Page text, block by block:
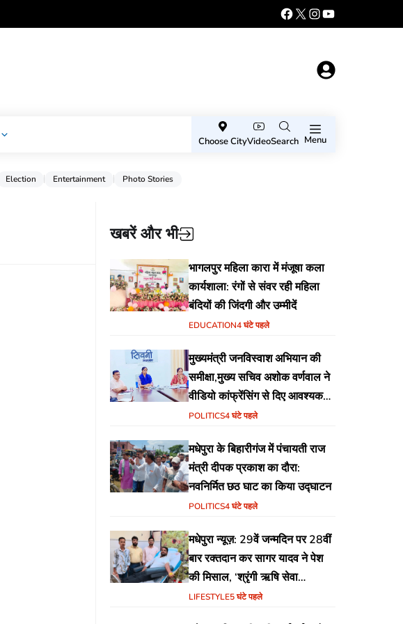
Choose CityVideoSearch Menu
Election Entertainment Photo Stories
खबरें और भी
भागलपुर महिला कारा में मंजूषा कला
कार्यशाला: रंगों से संवर रही महिला
बंदियों की जिंदगी और उम्मीदें
EDUCATION4 घंटे पहले
मुख्यमंत्री जनविस्वाश अभियान की
समीक्षा,मुख्य सचिव अशोक वर्णवाल ने
वीडियो कांफ्रेंसिंग से दिए आवश्यक
निर्देश
POLITICS4 घंटे पहले
मधेपुरा के बिहारीगंज में पंचायती राज
मंत्री दीपक प्रकाश का दौरा:
नवनिर्मित छठ घाट का किया उद्घाटन
POLITICS4 घंटे पहले
मधेपुरा न्यूज़: 29वें जन्मदिन पर 28वीं
बार रक्तदान कर सागर यादव ने पेश
की मिसाल, ‘श्रृंगी ऋषि सेवा
फाउंडेशन’ की अनूठी पहल
LIFESTYLE5 घंटे पहले